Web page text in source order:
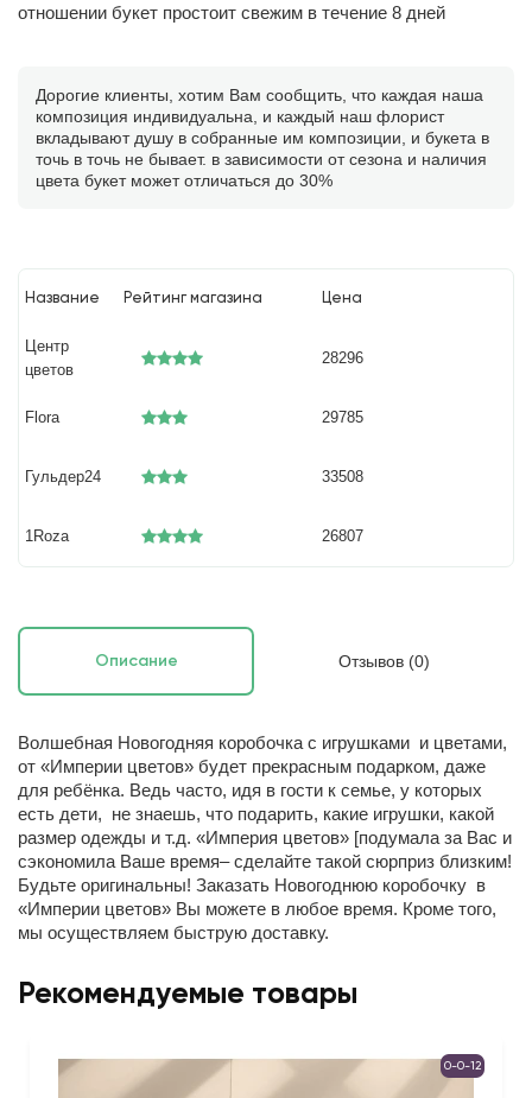
отношении букет простоит свежим в течение 8 дней
Дорогие клиенты, хотим Вам сообщить, что каждая наша
композиция индивидуальна, и каждый наш флорист
вкладывают душу в собранные им композиции, и букета в
точь в точь не бывает. в зависимости от сезона и наличия
цвета букет может отличаться до 30%
Название Рейтинг магазина Цена
Центр
цветов
28296
Flora 29785
Гульдер24 33508
1Roza 26807
Описание Отзывов (0)
Волшебная Новогодняя коробочка с игрушками и цветами,
от «Империи цветов» будет прекрасным подарком, даже
для ребёнка. Ведь часто, идя в гости к семье, у которых
есть дети, не знаешь, что подарить, какие игрушки, какой
размер одежды и т.д. «Империя цветов» [подумала за Вас и
сэкономила Ваше время– сделайте такой сюрприз близким!
Будьте оригинальны! Заказать Новогоднюю коробочку в
«Империи цветов» Вы можете в любое время. Кроме того,
мы осуществляем быструю доставку.
Рекомендуемые товары
0-0-12